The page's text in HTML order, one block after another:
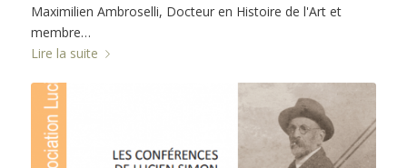
Maximilien Ambroselli, Docteur en Histoire de l'Art et
membre…
Lire la suite